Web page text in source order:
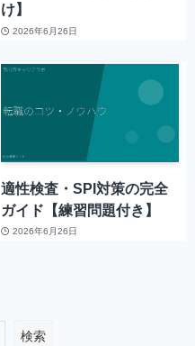
け】
2026年6月26日
適性検査・SPI対策の完全
ガイド【練習問題付き】
2026年6月26日
検索